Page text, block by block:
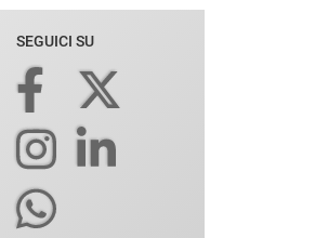
SEGUICI SU